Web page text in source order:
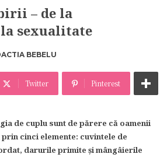
– de la
sexualitate
BEBELU
Twitter Pinterest
de cuplu sunt de părere că oamenii
cinci elemente: cuvintele de
darurile primite şi mângâierile